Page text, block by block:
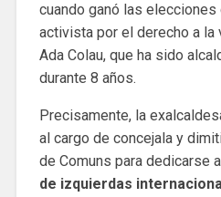
cuando ganó las elecciones
activista por el derecho a la
Ada Colau, que ha sido
durante 8 años.
Precisamente, la
al cargo de concejala y
de Comuns para dedicarse
de izquierdas